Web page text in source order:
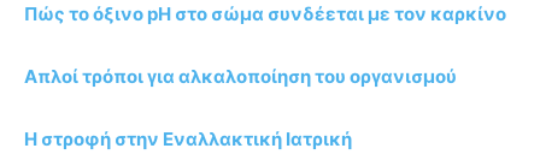
Πώς το όξινο pH στο σώμα συνδέεται με τον καρκίνο
Απλοί τρόποι για αλκαλοποίηση του οργανισμού
Η στροφή στην Εναλλακτική Ιατρική